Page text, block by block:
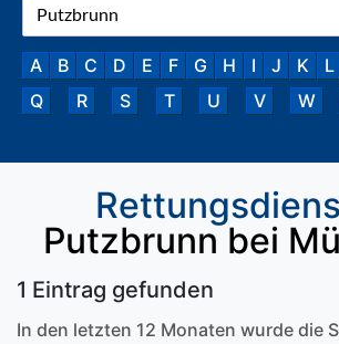
A B C D E F G H I J K L
Q
R S T U V W
Putzbrunn bei
1 Eintrag gefunden
In den letzten 12 Monaten wurde die